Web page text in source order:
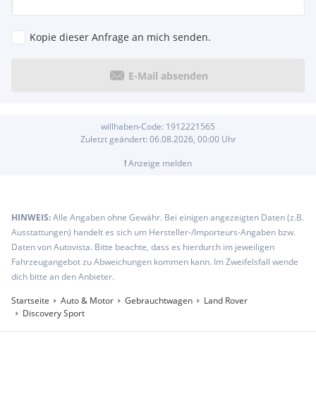
Kopie dieser Anfrage an mich senden.
E-Mail absenden
willhaben-Code: 1912221565
Zuletzt geändert: 06.08.2026, 00:00Uhr
!Anzeige melden
HINWEIS:Alle Angaben ohne Gewähr. Bei einigen angezeigten Daten (z.B.
Ausstattungen) handelt es sich um Hersteller-/Importeurs-Angaben bzw.
Daten von Autovista. Bitte beachte, dass es hierdurch im jeweiligen
Fahrzeugangebot zu Abweichungen kommen kann. Im Zweifelsfall wende
dich bitte an den Anbieter.
Startseite
Auto & Motor Gebrauchtwagen
Land Rover
Discovery Sport